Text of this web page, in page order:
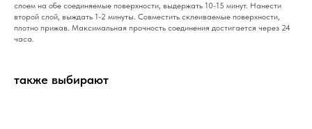
слоем на обе соединяемые поверхности, выдержать 10-15 минут. Нанести
второй слой, выждать 1-2 минуты. Совместить склеиваемые поверхности,
плотно прижав. Максимальная прочность соединения достигается через 24
часа.
также выбирают